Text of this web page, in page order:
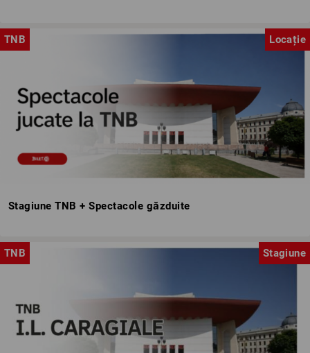
TNB Locație
Stagiune TNB + Spectacole găzduite
TNB Stagiune